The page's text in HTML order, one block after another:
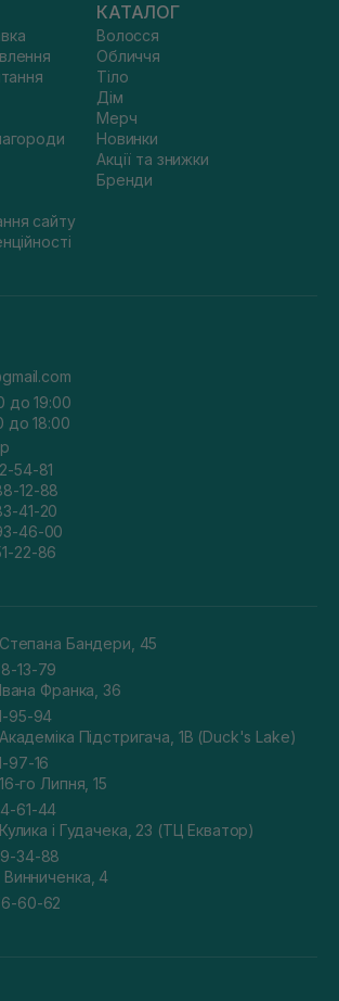
сайту
КАТАЛОГ
Волосся
Обличчя
Тіло
Дім
Мерч
Новинки
Акції та знижки
Бренди
до 19:00
до 18:00
54-81
12-88
41-20
46-00
22-86
Степана Бандери, 45
13-79
Франка, 36
95-94
Підстригача, 1В (Duck's Lake)
97-16
го Липня, 15
61-44
і Гудачека, 23 (ТЦ Екватор)
34-88
Винниченка, 4
60-62